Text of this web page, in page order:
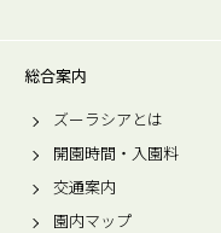
総合案内
ズーラシアとは
開園時間・入園料
交通案内
園内マップ